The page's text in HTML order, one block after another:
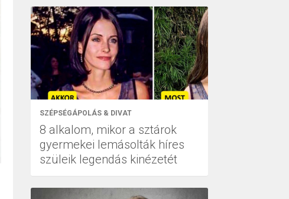
SZÉPSÉGÁPOLÁS & DIVAT
8 alkalom, mikor a sztárok
gyermekei lemásolták híres
szüleik legendás kinézetét